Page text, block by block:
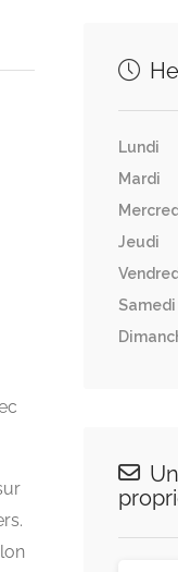
Lundi
Mardi
Jeudi
Samedi